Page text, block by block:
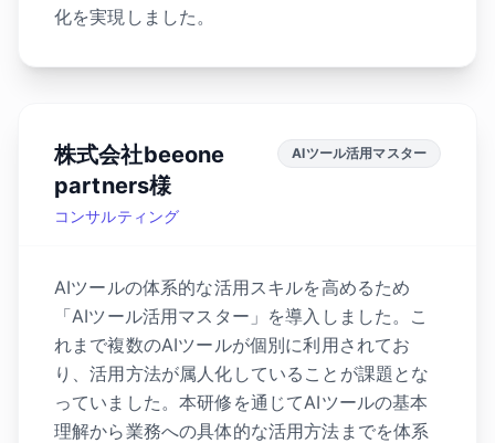
化を実現しました。
株式会社beeone
partners様
コンサルティング
AIツール活用マスター
AIツールの体系的な活用スキルを高めるため
「AIツール活用マスター」を導入しました。こ
れまで複数のAIツールが個別に利用されてお
り、活用方法が属人化していることが課題とな
っていました。本研修を通じてAIツールの基本
理解から業務への具体的な活用方法までを体系